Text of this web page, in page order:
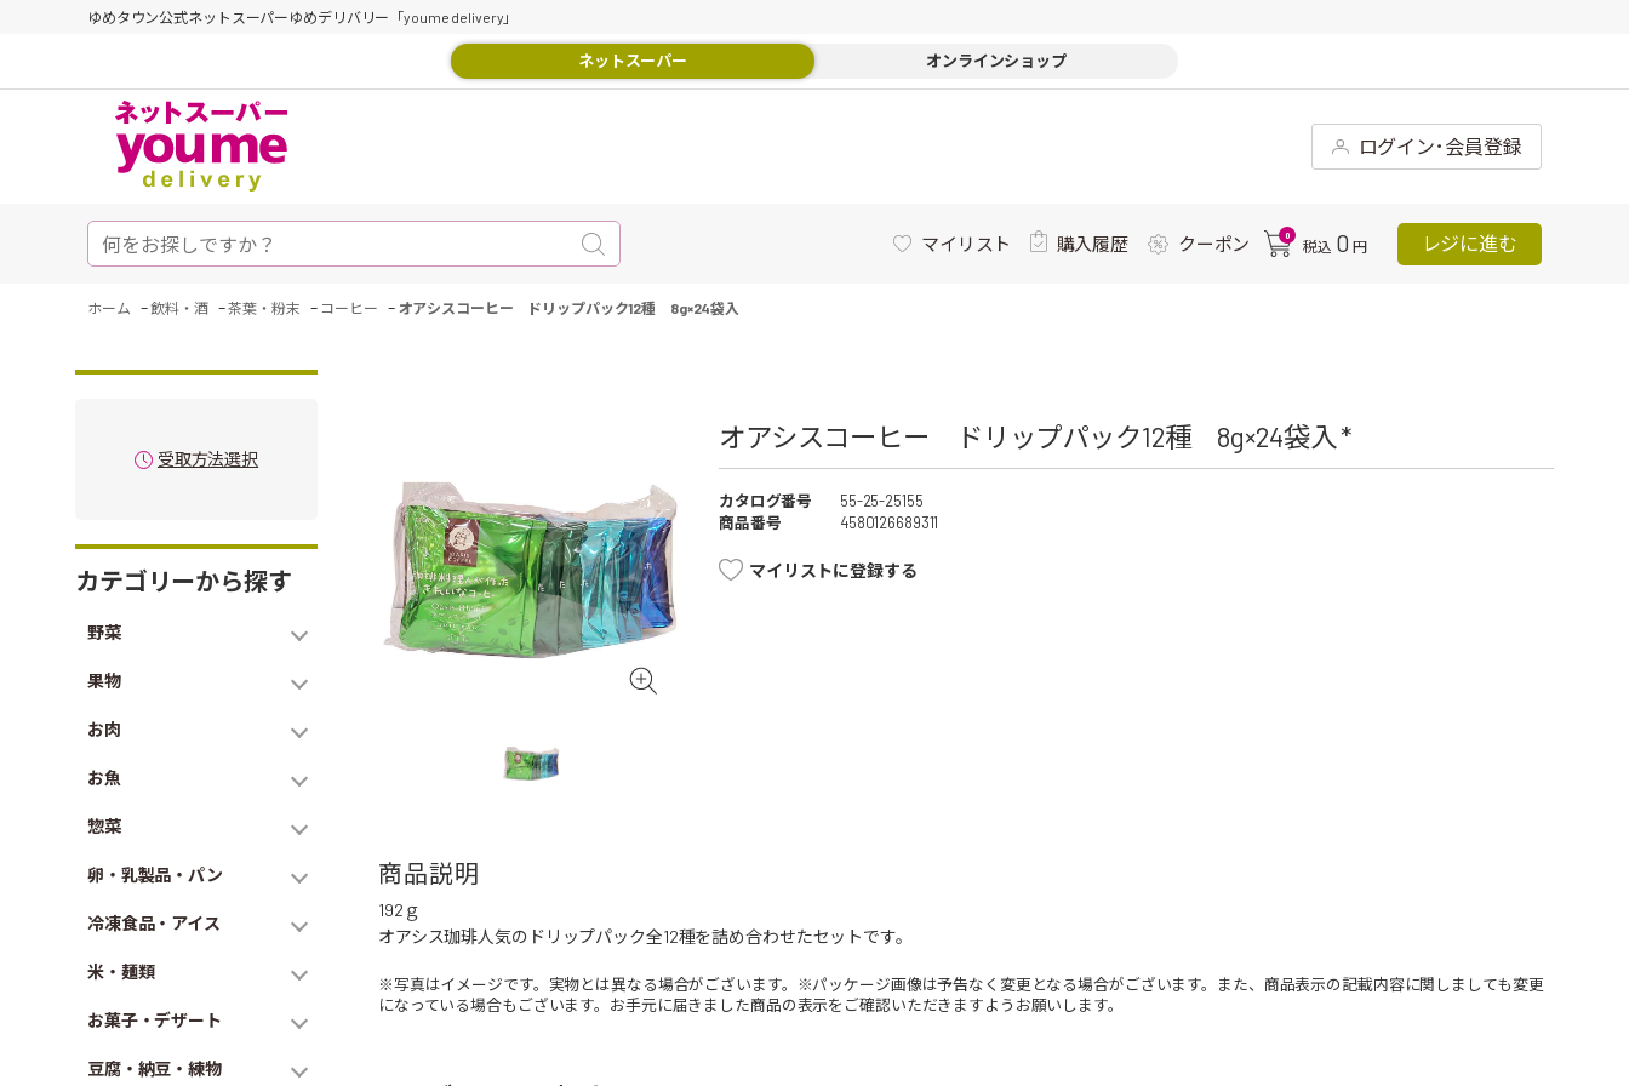
ゆめタウン公式ネットスーパーゆめデリバリー「youme delivery」
ネットスーパー オンラインショップ
ログイン･会員登録
マイリスト 購入履歴 クーポン 0
税込 0 円 レジに進む
ホーム -飲料・酒 -茶葉・粉末 - コーヒー - オアシスコーヒー ドリップパック12種 8g×24袋入
受取方法選択
カテゴリーから探す
野菜
果物
お肉
お魚
惣菜
卵・乳製品・パン
冷凍食品・アイス
米・麺類
お菓子・デザート
豆腐・納豆・練物
オアシスコーヒー ドリップパック12種 8g×24袋入 *
カタログ番号
55-25-25155
商品番号
4580126689311
マイリストに登録する
商品説明
192ｇ
オアシス珈琲人気のドリップパック全12種を詰め合わせたセットです。
※写真はイメージです。実物とは異なる場合がございます。※パッケージ画像は予告なく変更となる場合がございます。また、商品表示の記載内容に関しましても変更
になっている場合もございます。お手元に届きました商品の表示をご確認いただきますようお願いします。